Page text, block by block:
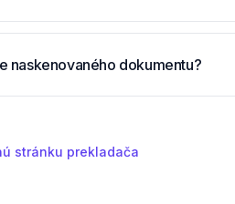
naskenovaného dokumentu?
stránku prekladača